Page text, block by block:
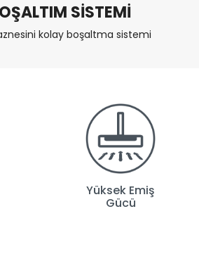
SİSTEMİ
kolay boşaltma sistemi
Yüksek Emiş
Gücü